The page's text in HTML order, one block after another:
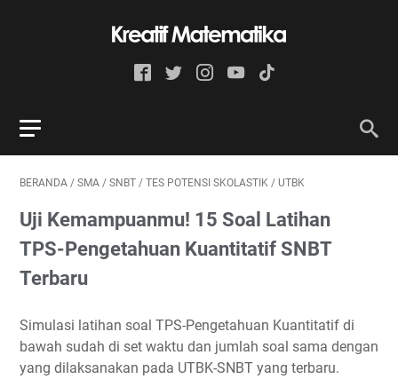
BERANDA / SMA / SNBT / TES POTENSI SKOLASTIK / UTBK
Uji Kemampuanmu! 15 Soal Latihan
TPS-Pengetahuan Kuantitatif SNBT
Terbaru
Simulasi latihan soal TPS-Pengetahuan Kuantitatif di
bawah sudah di set waktu dan jumlah soal sama dengan
yang dilaksanakan pada UTBK-SNBT yang terbaru.